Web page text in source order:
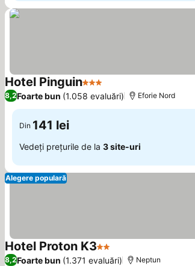
Hotel Pinguin3 Stele
8,2Foarte bun (1.058 evaluări) Eforie Nord
Din 141 lei
Vedeți prețurile de la 3 site-uri
Alegere populară
Hotel Proton K32 Stele
8,2Foarte bun (1.371 evaluări) Neptun